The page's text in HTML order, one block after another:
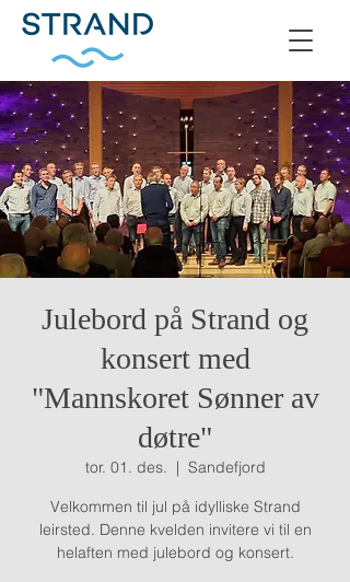
Julebord på Strand og
konsert med
"Mannskoret Sønner av
døtre"
tor. 01. des.
  |
Sandefjord
Velkommen til jul på idylliske Strand
leirsted. Denne kvelden invitere vi til en
helaften med julebord og konsert.